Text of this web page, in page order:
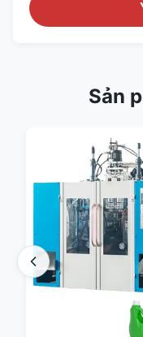
Sản